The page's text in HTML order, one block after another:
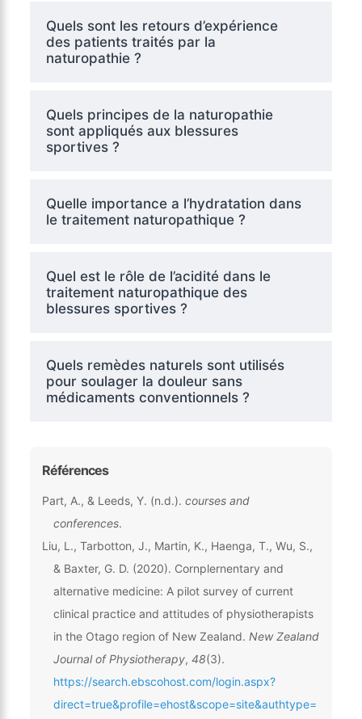
Quels sont les retours d’expérience
des patients traités par la
naturopathie ?
Quels principes de la naturopathie
sont appliqués aux blessures
sportives ?
Quelle importance a l’hydratation dans
le traitement naturopathique ?
Quel est le rôle de l’acidité dans le
traitement naturopathique des
blessures sportives ?
Quels remèdes naturels sont utilisés
pour soulager la douleur sans
médicaments conventionnels ?
Références
Part, A., & Leeds, Y. (n.d.). courses and
conferences.
Liu, L., Tarbotton, J., Martin, K., Haenga, T., Wu, S.,
& Baxter, G. D. (2020). Cornplernentary and
alternative medicine: A pilot survey of current
clinical practice and attitudes of physiotherapists
in the Otago region of New Zealand. New Zealand
Journal of Physiotherapy, 48(3).
https://search.ebscohost.com/login.aspx?
direct=true&profile=ehost&scope=site&authtype=